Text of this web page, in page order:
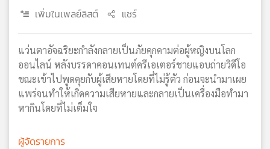
วิทยุ
เครือ
ข่าย
เพิ่มในเพลย์ลิสต์ แชร์
แว่นตาอัจฉริยะกำลังกลายเป็นภัยคุกคามต่อผู้หญิงบนโลก
ออนไลน์ หลังบรรดาคอนเทนต์ครีเอเตอร์ชายแอบถ่ายวิดีโอ
ขณะเข้าไปพูดคุยกับผู้เสียหายโดยที่ไม่รู้ตัว ก่อนจะนำมาเผย
แพร่จนทำให้เกิดความเสียหายและกลายเป็นเครื่องมือทำมา
หากินโดยที่ไม่เต็มใจ
ผู้จัดรายการ